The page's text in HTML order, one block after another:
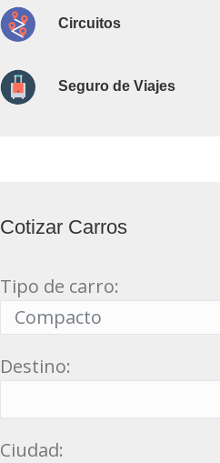
Circuitos
Seguro de Viajes
Cotizar Carros
Tipo de carro:
Destino:
Ciudad: